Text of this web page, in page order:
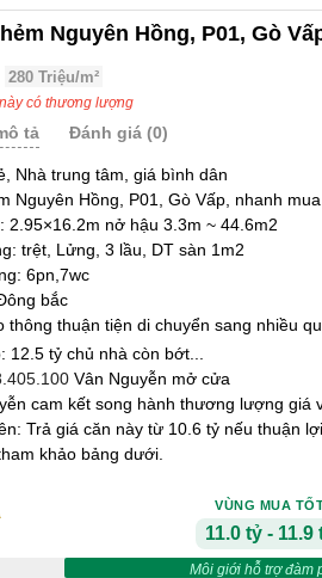
Nguyên Hồng, P01, Gò
280 Triệu/m²
có thương lượng
tả Đánh giá (0)
Nhà trung tâm, giá bình dân
Nguyên Hồng, P01, Gò Vấp, nhanh mua
2.95×16.2m nở hậu 3.3m ~ 44.6m2
trệt, Lửng, 3 lầu, DT sàn 1m2
6pn,7wc
bắc
thông thuận tiện di chuyển sang nhiều
12.5 tỷ chủ nhà còn bớt...
Vân Nguyễn mở cửa
cam kết song hành thương lượng giá
Trả giá căn này từ 10.6 tỷ nếu thuận
tham khảo bảng dưới.
VÙNG MUA
11.0 tỷ - 11.9
Môi giới hỗ trợ đàm